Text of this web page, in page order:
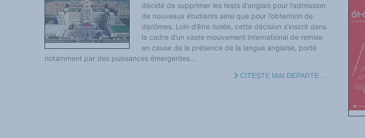
décidé de supprimer les tests d’anglais pour l’admission
de nouveaux étudiants ainsi que pour l’obtention de
diplômes. Loin d’être isolée, cette décision s’inscrit dans
le cadre d’un vaste mouvement international de remise
en cause de la présence de la langue anglaise, porté
notamment par des puissances émergentes...
CITEȘTE MAI DEPARTE …